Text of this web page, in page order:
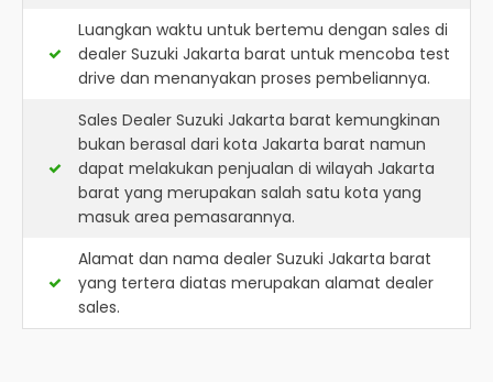
Luangkan waktu untuk bertemu dengan sales di
dealer Suzuki Jakarta barat untuk mencoba test
drive dan menanyakan proses pembeliannya.
Sales Dealer Suzuki Jakarta barat kemungkinan
bukan berasal dari kota Jakarta barat namun
dapat melakukan penjualan di wilayah Jakarta
barat yang merupakan salah satu kota yang
masuk area pemasarannya.
Alamat dan nama dealer Suzuki Jakarta barat
yang tertera diatas merupakan alamat dealer
sales.